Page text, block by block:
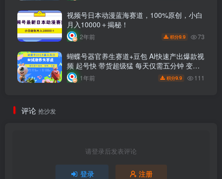
视频号日本动漫蓝海赛道，100%原创，小白
月入10000＋揭秘！
2年前 积分9.9 73
蝴蝶号器官养生赛道+豆包 AI快速产出爆款视
频 起号快 带货超级猛 每天仅需五分钟 变现
路子广 日入五位数 小白 宝妈 上班族副业 轻
松躺赚
1年前 积分9.9 111
评论 抢沙发
请登录后发表评论
登录 注册